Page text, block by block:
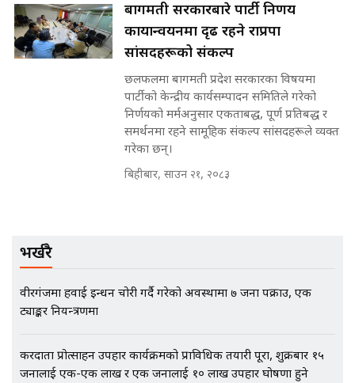
मृतकका परिवारप्रति मेडिकल काउन्सीलको
बदनियत ! न्याय खोज्दै भौतारिदै सुवास
|| THE REPORTER ||
EXCLUSIVE - भिजिट भिसामा सेटिङको
गोप्य अडियो र म्यासेज, गृह मन्त्रालय
कनेक्सन ! || VISIT VISA SCAM
Followup: CCTV Footage Lost |
SIDHAKURA |
बागमती सरकारबारे पार्टी निर्णय
कार्यान्वयनमा दृढ रहने राप्रपा
सांसदहरूको संकल्प
छलफलमा बागमती प्रदेश सरकारका विषयमा
पार्टीको केन्द्रीय कार्यसम्पादन समितिले गरेको
निर्णयको मर्मअनुसार एकताबद्ध, पूर्ण प्रतिबद्ध र
समर्थनमा रहने सामूहिक संकल्प सांसदहरूले व्यक्त
गरेका छन्।
बिहीबार, साउन २१, २०८३
भर्खरै
वीरगंजमा हवाई इन्धन चोरी गर्दै गरेको अवस्थामा ७ जना पक्राउ, एक
ट्याङ्कर नियन्त्रणमा
करदाता प्रोत्साहन उपहार कार्यक्रमको प्राविधिक तयारी पूरा, शुक्रबार १५
जनालाई एक-एक लाख र एक जनालाई १० लाख उपहार घोषणा हुने